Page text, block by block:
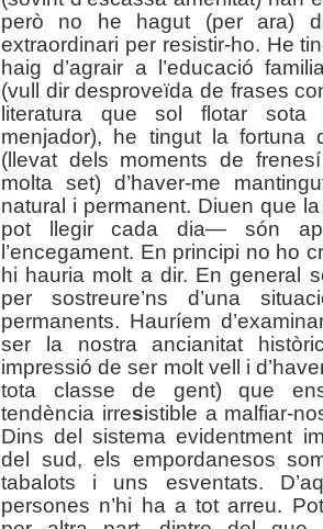
però no he hagut (per ara)
extraordinari per resistir-ho. He
haig d’agrair a l’educació
(vull dir desproveïda de frases
literatura que sol flotar sota
menjador), he tingut la fortuna
(llevat dels moments de
molta set) d’haver-me
natural i permanent. Diuen que
pot llegir cada dia— són
l’encegament. En principi no ho
hi hauria molt a dir. En general
per sostreure’ns d’una
permanents. Hauríem
ser la nostra ancianitat
impressió de ser molt vell i
tota classe de gent) que
tendència irresistible a malfiar-
Dins del sistema evidentment
del sud, els empordanesos
tabalots i uns esventats.
persones n’hi ha a tot arreu.